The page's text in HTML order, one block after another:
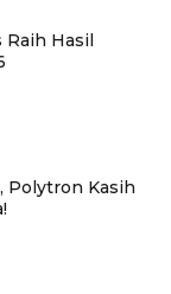
Raih Hasil
Polytron Kasih